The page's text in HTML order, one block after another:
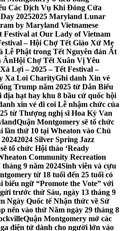
Các Dịch Vụ Khi Đóng Cửa
20252025 Maryland Lunar
by Maryland Vietnamese
Festival at Our Lady of Vietnam
– Hội Chợ Tết Giáo Xứ Mẹ
Lễ Phật trong Tết Nguyên đán Ất
ÂnHội Chợ Tết Xuân Vị Yêu
Lợi – 2025 – Tết Festival –
Xa Loi CharityGhi danh Xin vé
Trump năm 2025 từ Dân Biểu
địa hạt hay khu 8 bầu cử quốc hội
xin vé đi coi Lễ nhậm chức của
từ Thượng nghị sĩ Hoa Kỳ Van
Quận Montgomery sẽ tổ chức
lần thứ 10 tại Wheaton vào Chủ
2024 Silver Spring Jazz
tổ chức Hội thảo ‘Ready
Community Recreation
9 năm 2024Sinh viên và cựu
từ 18 tuổi đến 25 tuổi có
biểu ngữ “Promote the Vote” với
trước thứ Sáu, ngày 13 tháng 9
Ngày Quốc tế Nhận thức về Sử
nến vào thứ Năm ngày 29 tháng 8
Quận Montgomery mở các
điện tử dành cho người lớn vào